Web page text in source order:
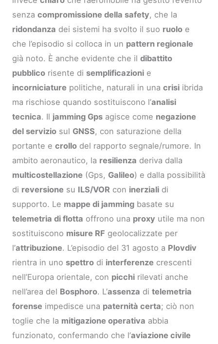
senzacompromissione della safety, che la
ridondanza dei sistemi ha svolto il suo ruolo e
che l’episodio si colloca in un pattern regionale
già noto. È anche evidente che ildibattito
pubblico risente di semplificazioni e
incorniciature politiche, naturali in unacrisi ibrida
ma rischiose quando sostituiscono l’analisi
tecnica. Il jamming Gps agisce come negazione
del servizio sul GNSS, con saturazione della
portante ecrollo del rapporto segnale/rumore. In
ambito aeronautico, la resilienza deriva dalla
multicostellazione (Gps, Galileo) e dalla possibilità
di reversione su ILS/VOR con inerziali di
supporto. Le mappe di jamming basate su
telemetria di flotta offrono una proxy utile ma non
sostituiscono misure RF geolocalizzate per
l’attribuzione. L’episodio del 31 agosto a Plovdiv
rientra in uno spettro di interferenze crescenti
nell’Europa orientale, con picchi rilevati anche
nell’area del Bosphoro. L’assenza ditelemetria
forense impedisce una paternità certa; ciò non
toglie che la mitigazione operativa abbia
funzionato, confermando che l’aviazione civile